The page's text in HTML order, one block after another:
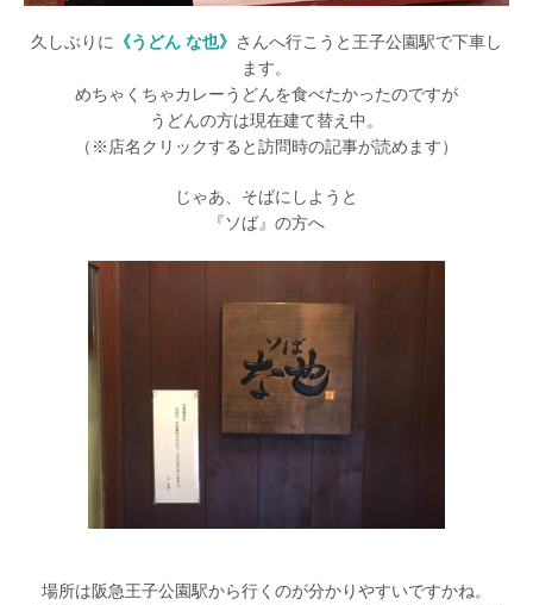
久しぶりに 《うどん な也》 さんへ行こうと王子公園駅で下車し
ます。
めちゃくちゃカレーうどんを食べたかったのですが
うどんの方は現在建て替え中。
（※店名クリックすると訪問時の記事が読めます）
じゃあ、そばにしようと
『ソば』の方へ
場所は阪急王子公園駅から行くのが分かりやすいですかね。